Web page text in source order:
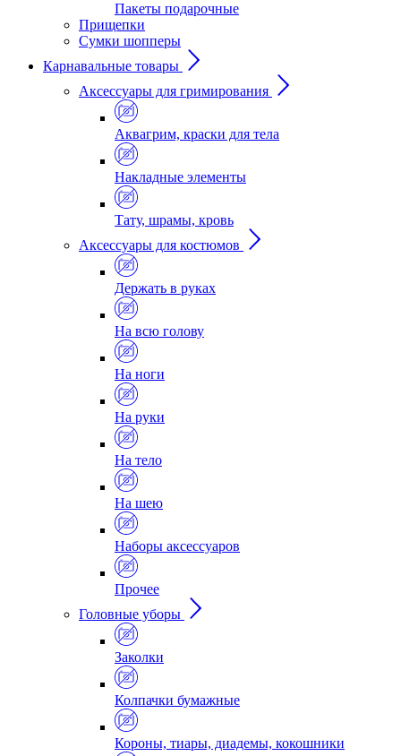
Пакеты подарочные
Прищепки
Сумки шопперы
Карнавальные товары
Аксессуары для гримирования
Аквагрим, краски для тела
Накладные элементы
Тату, шрамы, кровь
Аксессуары для костюмов
Держать в руках
На всю голову
На ноги
На руки
На тело
На шею
Наборы аксессуаров
Прочее
Головные уборы
Заколки
Колпачки бумажные
Короны, тиары, диадемы, кокошники